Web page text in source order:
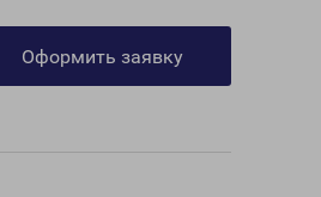
Оформить заявку